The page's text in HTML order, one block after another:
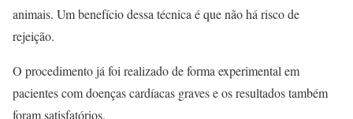
animais. Um benefício dessa técnica é que não há risco de
rejeição.
O procedimento já foi realizado de forma experimental em
pacientes com doenças cardíacas graves e os resultados também
foram satisfatórios.